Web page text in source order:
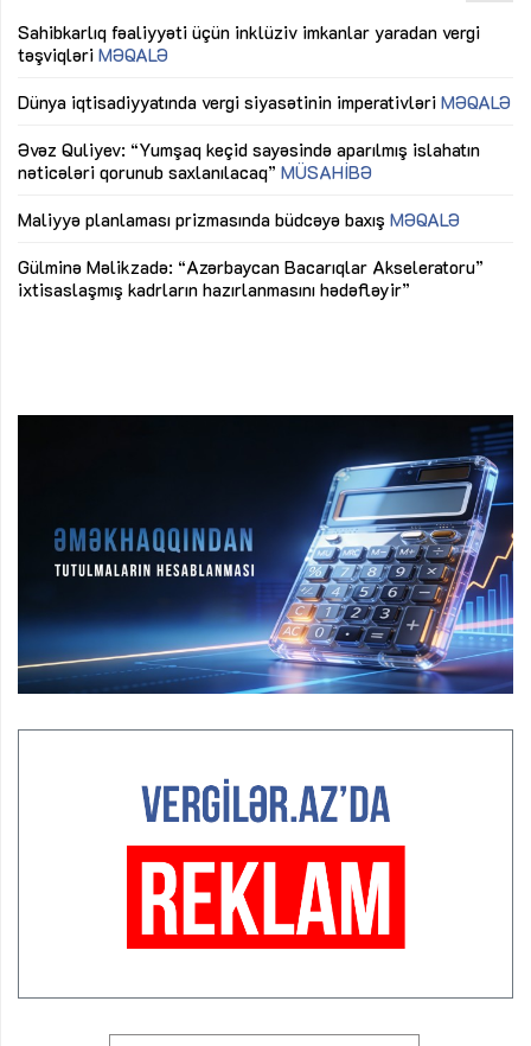
Sahibkarlıq fəaliyyəti üçün inklüziv imkanlar yaradan vergi
təşviqləri MƏQALƏ
Dünya iqtisadiyyatında vergi siyasətinin imperativləri MƏQALƏ
Əvəz Quliyev: “Yumşaq keçid sayəsində aparılmış islahatın
nəticələri qorunub saxlanılacaq” MÜSAHİBƏ
Maliyyə planlaması prizmasında büdcəyə baxış MƏQALƏ
Gülminə Məlikzadə: “Azərbaycan Bacarıqlar Akseleratoru”
ixtisaslaşmış kadrların hazırlanmasını hədəfləyir”